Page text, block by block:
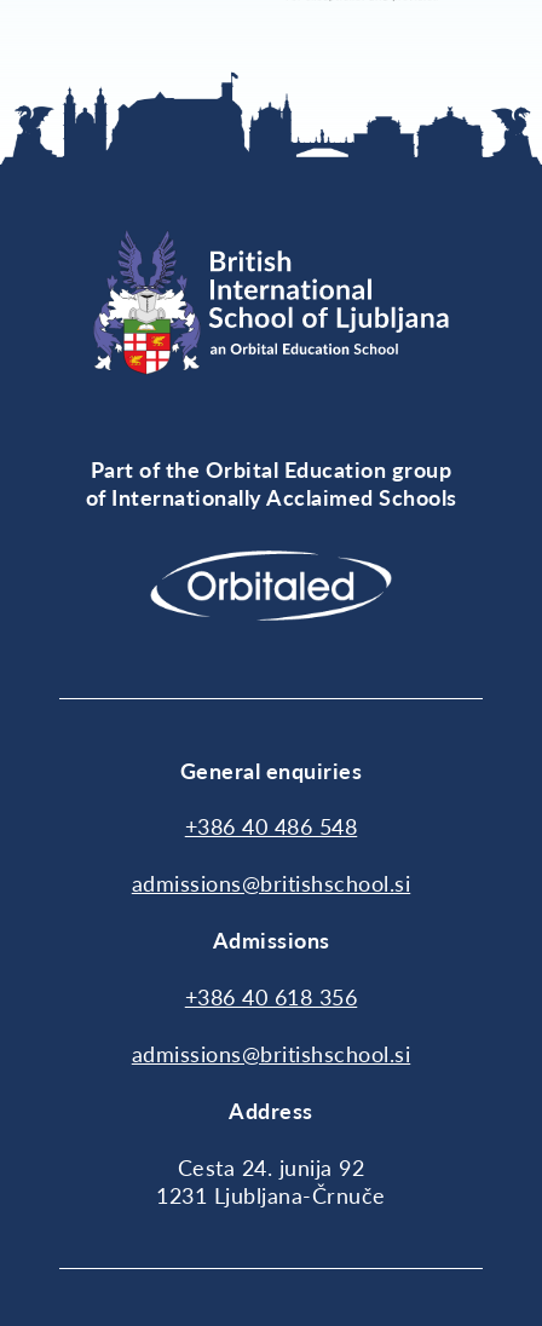
Part of the Orbital Education group
of Internationally Acclaimed Schools
General enquiries
+386 40 486 548
admissions@britishschool.si
Admissions
+386 40 618 356
admissions@britishschool.si
Address
Cesta 24. junija 92
1231 Ljubljana-Črnuče